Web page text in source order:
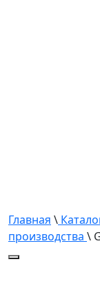
Главная \
производства \